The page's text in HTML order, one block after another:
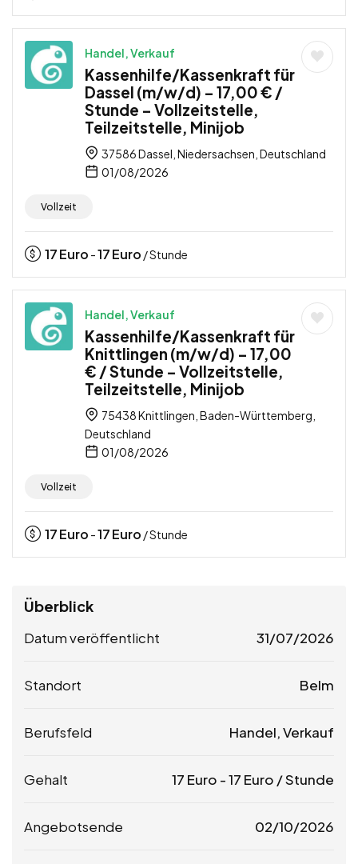
Handel, Verkauf
Kassenhilfe/Kassenkraft für
Dassel (m/w/d) – 17,00 € /
Stunde – Vollzeitstelle,
Teilzeitstelle, Minijob
37586 Dassel, Niedersachsen, Deutschland
01/08/2026
Vollzeit
17Euro -17Euro / Stunde
Handel, Verkauf
Kassenhilfe/Kassenkraft für
Knittlingen (m/w/d) – 17,00
€ / Stunde – Vollzeitstelle,
Teilzeitstelle, Minijob
75438 Knittlingen, Baden-Württemberg,
Deutschland
01/08/2026
Vollzeit
17Euro -17Euro / Stunde
Überblick
Datum veröffentlicht 31/07/2026
Standort Belm
Berufsfeld Handel, Verkauf
Gehalt 17 Euro -17 Euro / Stunde
Angebotsende 02/10/2026